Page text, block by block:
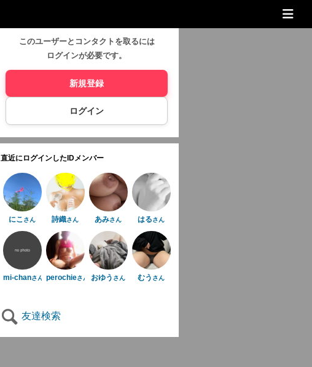
このユーザーとコンタクトを取るには
ログインが必要です。
新規登録
ログイン
直近にログインしたIDメンバー
にこさん 詩織さん あみさん はるさん
mi-chanさん perochieさん おゆう さん むう さん
友達検索